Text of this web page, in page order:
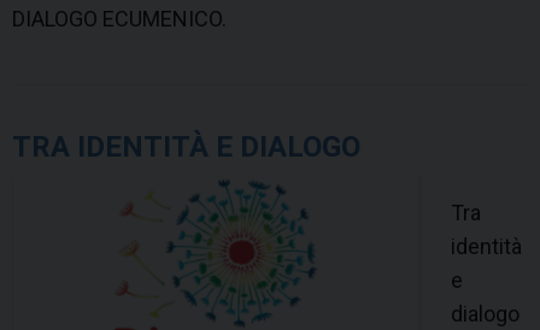
DIALOGO ECUMENICO.
TRA IDENTITÀ E DIALOGO
Tra
identità
e
dialogo